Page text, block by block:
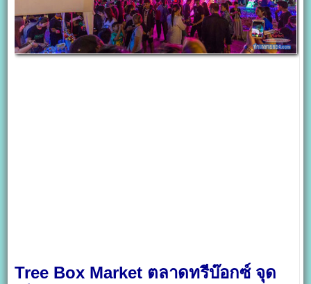
Tree Box Market ตลาดทรีบ๊อกซ์ จุด